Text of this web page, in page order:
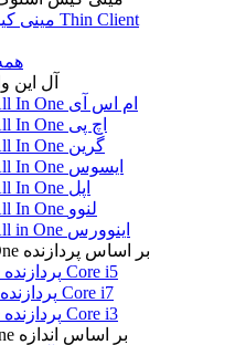
مینی کیس استوک Thin Client
آل این
کامپیوتر All In One ام اس آی
کامپیوتر All In One اچ پی
کامپیوتر All In One گرین
کامپیوتر All In One ایسوس
کامپیوتر All In One اپل
کامپیوتر All In One لنوو
کامپیوتر All in One اینوورس
کامپیوتر All in One بر اساس پردازنده
All in One پردازنده Core i5
All in one پردازنده Core i7
All in One پردازنده Core i3
کامپیوتر All in one بر اساس اندازه